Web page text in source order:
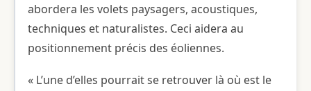
abordera les volets paysagers, acoustiques,
techniques et naturalistes. Ceci aidera au
positionnement précis des éoliennes.
« L’une d’elles pourrait se retrouver là où est le